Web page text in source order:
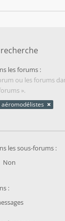
les forums :
ou les forums
».
aéromodélistes
les sous-forums :
Non
: